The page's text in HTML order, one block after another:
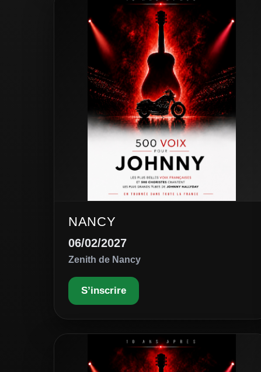
NANCY
06/02/2027
Zenith de Nancy
S’inscrire